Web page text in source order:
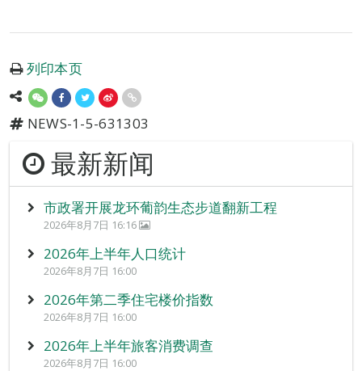
列印本页
NEWS-1-5-631303
最新新闻
市政署开展龙环葡韵生态步道翻新工程
2026年8月7日 16:16
2026年上半年人口统计
2026年8月7日 16:00
2026年第二季住宅楼价指数
2026年8月7日 16:00
2026年上半年旅客消费调查
2026年8月7日 16:00